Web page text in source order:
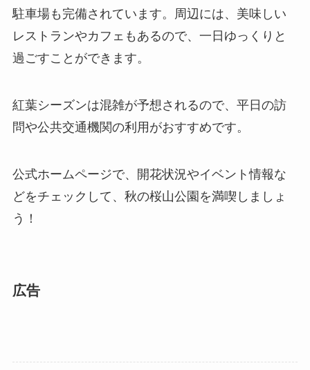
駐車場も完備されています。周辺には、美味しい
レストランやカフェもあるので、一日ゆっくりと
過ごすことができます。
紅葉シーズンは混雑が予想されるので、平日の訪
問や公共交通機関の利用がおすすめです。
公式ホームページで、開花状況やイベント情報な
どをチェックして、秋の桜山公園を満喫しましょ
う！
広告